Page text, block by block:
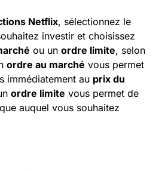
Netflix, sélectionnez le
investir et choisissez
ou un ordre limite, selon
ordre au marché vous permet
immédiatement au prix du
ordre limite vous permet de
auquel vous souhaitez